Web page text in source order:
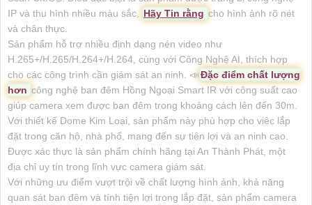
IP và thu hình nhiều màu sắc,
Hãy Tin rằng cho hình ảnh rõ nét
và chân thực.
Sản phẩm hỗ trợ nhiều định dạng nén video như
H.265+/H.265/H.264+/H.264, cùng với Công Nghệ AI, thích hợp
cho các công trình cần giám sát an ninh. 📣Đặc điểm chất lượng
hơn công nghệ ban đêm Hồng Ngoại Smart IR với công suất cao
giúp camera xem được ban đêm trong khoảng cách lên đến 30m.
Với thiết kế Dome Kim Loại, sản phẩm này phù hợp cho việc lắp
đặt trong căn hộ, nhà phố, mang đến sự tiện lợi và an ninh cao.
Được xác thực là sản phẩm chính hãng tại An Thành Phát, một
địa chỉ uy tín trong lĩnh vực camera giám sát.
Với những ưu điểm vượt trội về chất lượng hình ảnh, khả năng
quan sát ban đêm và tính tiện lợi trong lắp đặt, sản phẩm camera